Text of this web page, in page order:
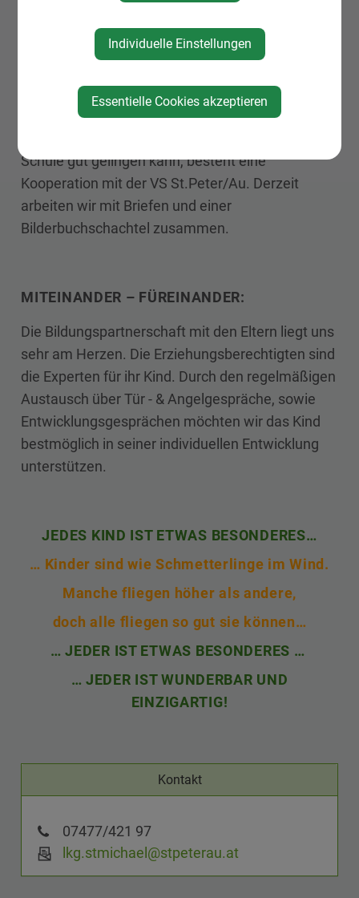
Kompetenzen, Mathematik, Sprache,
Naturwissenschaften,..) erworben. Die
der Übergangsportfolio – Mappe festgehalten.
Schule gut gelingen kann, besteht eine
Kooperation mit der VS St.Peter/Au. Derzeit
arbeiten wir mit Briefen und einer
Bilderbuchschachtel zusammen.
MITEINANDER – FÜREINANDER:
Die Bildungspartnerschaft mit den Eltern liegt uns
sehr am Herzen. Die Erziehungsberechtigten sind
die Experten für ihr Kind. Durch den regelmäßigen
Austausch über Tür - & Angelgespräche, sowie
Entwicklungsgesprächen möchten wir das Kind
bestmöglich in seiner individuellen Entwicklung
unterstützen.
JEDES KIND IST ETWAS BESONDERES…
… Kinder sind wie Schmetterlinge im Wind.
Manche fliegen höher als andere,
doch alle fliegen so gut sie können…
… JEDER IST ETWAS BESONDERES …
… JEDER IST WUNDERBAR UND
EINZIGARTIG!
Kontakt
07477/421 97
lkg.stmichael@stpeterau.at
Individuelle Einstellungen
Essentielle Cookies akzeptieren